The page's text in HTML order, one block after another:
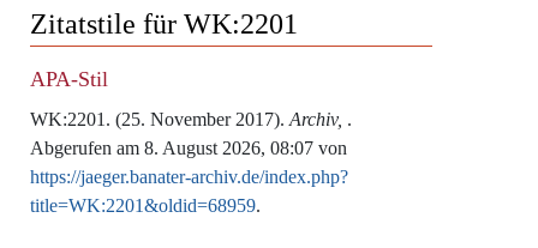
Zitatstile für WK:2201
APA-Stil
WK:2201. (25. November 2017). Archiv, .
Abgerufen am 8. August 2026, 08:07 von
https://jaeger.banater-archiv.de/index.php?
title=WK:2201&oldid=68959.